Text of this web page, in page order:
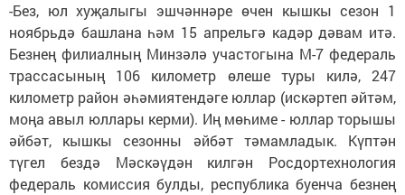
-Без, юл хуҗалыгы эшчәннәре өчен кышкы сезон 1
ноябрьдә башлана һәм 15 апрельгә кадәр дәвам итә.
Безнең филиалның Минзәлә участогына М-7 федераль
трассасының 106 километр өлеше туры килә, 247
километр район әһәмиятендәге юллар (искәртеп әйтәм,
моңа авыл юллары керми). Иң мөһиме - юллар торышы
әйбәт, кышкы сезонны әйбәт тәмамладык. Күптән
түгел бездә Мәскәүдән килгән Росдортехнология
федераль комиссия булды, республика буенча безнең